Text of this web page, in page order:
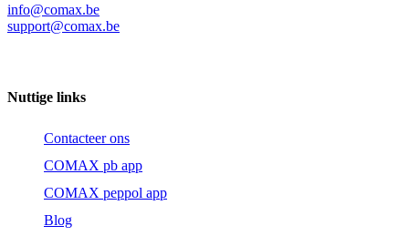
info@comax.be
support@comax.be
Nuttige links
Contacteer ons
COMAX pb app
COMAX peppol app
Blog